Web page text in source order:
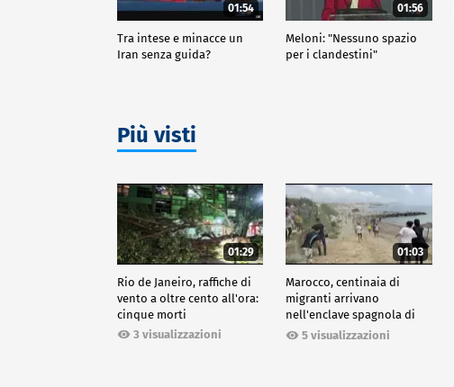
01:54
Tra intese e minacce un
Iran senza guida?
01:56
Meloni: "Nessuno spazio
per i clandestini"
Più visti
01:29
Rio de Janeiro, raffiche di
vento a oltre cento all'ora:
cinque morti
3 visualizzazioni
01:03
Marocco, centinaia di
migranti arrivano
nell'enclave spagnola di
Ceuta5 visualizzazioni